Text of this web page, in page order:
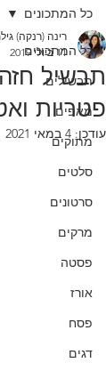
כל המתכונים
תבשילים
מאפים
מתוקים
סלטים
סרטונים
מרקים
פסטה
אורז
פסח
דגים
כל המתכונים
תבשיל
פטריות
רינה (רנקה)
11 ביולי 2019
עודכן: 4 במאי 2021